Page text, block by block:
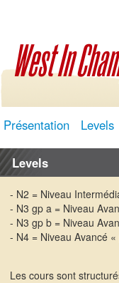
West In
Présentation Levels
Levels
- N2 = Niveau
- N3 gp a = Niveau
- N3 gp b = Niveau
- N4 = Niveau Avancé
Les cours sont